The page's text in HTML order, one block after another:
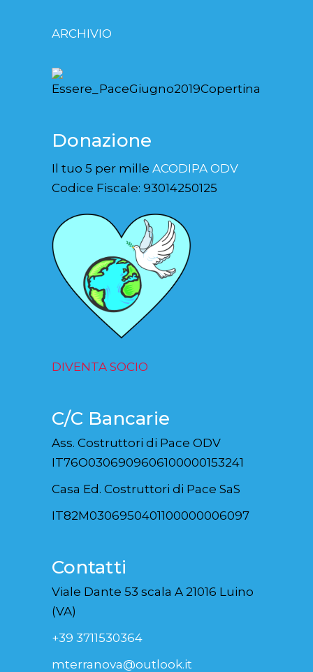
ARCHIVIO
Donazione
Il tuo 5 per mille ACODIPA ODV
Codice Fiscale: 93014250125
DIVENTA SOCIO
C/C Bancarie
Ass. Costruttori di Pace ODV
IT76O0306909606100000153241
Casa Ed. Costruttori di Pace SaS
IT82M0306950401100000006097
Contatti
Viale Dante 53 scala A 21016 Luino
(VA)
+39 3711530364
mterranova@outlook.it